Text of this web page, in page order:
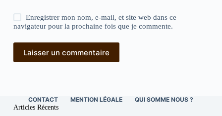
Enregistrer mon nom, e-mail, et site web dans ce
navigateur pour la prochaine fois que je commente.
Laisser un commentaire
CONTACT MENTION LÉGALE QUI SOMME NOUS ?
Articles Récents